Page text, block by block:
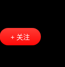
+ 关注